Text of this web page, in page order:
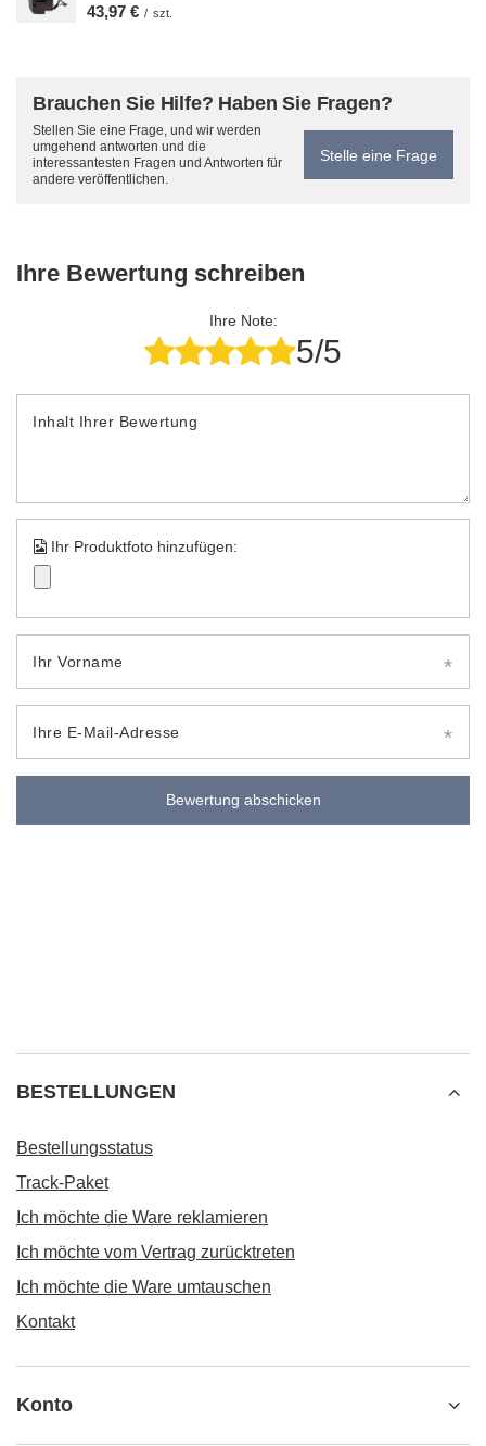
43,97 € / szt.
Brauchen Sie Hilfe? Haben Sie Fragen?
Stellen Sie eine Frage, und wir werden
umgehend antworten und die
interessantesten Fragen und Antworten für
andere veröffentlichen.
Stelle eine Frage
Ihre Bewertung schreiben
Ihre Note:
5/5
Inhalt Ihrer Bewertung
Ihr Produktfoto hinzufügen:
Ihr Vorname
Ihre E-Mail-Adresse
Bewertung abschicken
BESTELLUNGEN
Bestellungsstatus
Track-Paket
Ich möchte die Ware reklamieren
Ich möchte vom Vertrag zurücktreten
Ich möchte die Ware umtauschen
Kontakt
Konto